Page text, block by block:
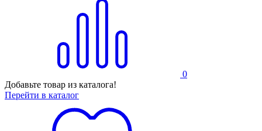
0
Добавьте товар из каталога!
Перейти в каталог